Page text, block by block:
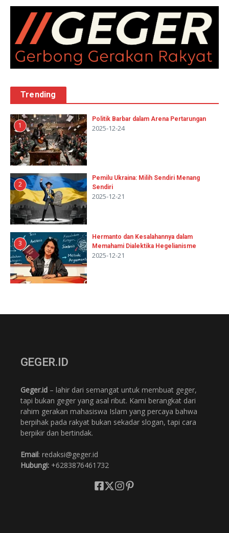
Trending
1
Politik Barbar dalam Arena Pertarungan
2025-12-24
2
Pemilu Ukraina: Milih Sendiri Menang
Sendiri
2025-12-21
3
Hermanto dan Kesalahannya dalam
Memahami Dialektika Hegelianisme
2025-12-21
GEGER.ID
Geger.id – lahir dari semangat untuk membuat geger,
tapi bukan geger yang asal ribut. Kami berangkat dari
rahim gerakan mahasiswa Islam yang percaya bahwa
berpihak pada rakyat bukan sekadar slogan, tapi cara
berpikir dan bertindak.
Email: redaksi@geger.id
Hubungi: +6283876461732